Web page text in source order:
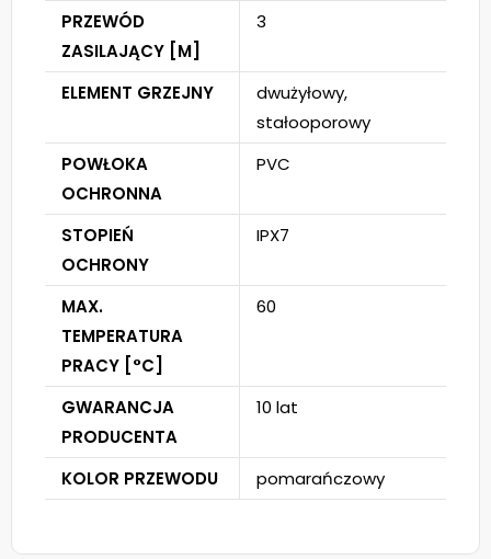
PRZEWÓD
ZASILAJĄCY [M]
3
ELEMENT GRZEJNY
dwużyłowy,
stałooporowy
POWŁOKA
OCHRONNA
PVC
STOPIEŃ
OCHRONY
IPX7
MAX.
TEMPERATURA
PRACY [°C]
60
GWARANCJA
PRODUCENTA
10 lat
KOLOR PRZEWODU pomarańczowy